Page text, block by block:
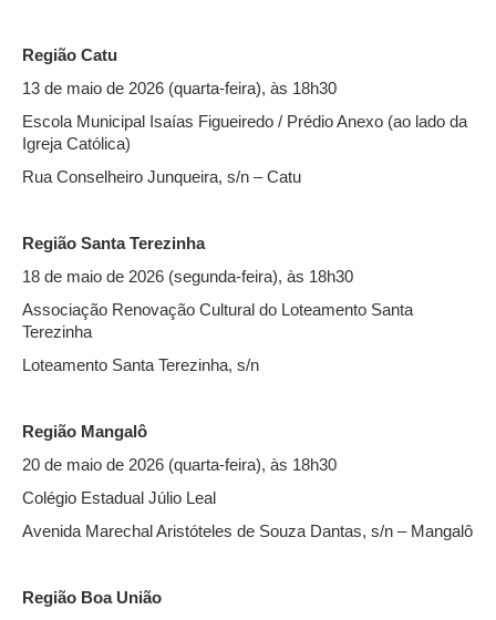
Região Catu
13 de maio de 2026 (quarta-feira), às 18h30
Escola Municipal Isaías Figueiredo / Prédio Anexo (ao lado da
Igreja Católica)
Rua Conselheiro Junqueira, s/n – Catu
Região Santa Terezinha
18 de maio de 2026 (segunda-feira), às 18h30
Associação Renovação Cultural do Loteamento Santa
Terezinha
Loteamento Santa Terezinha, s/n
Região Mangalô
20 de maio de 2026 (quarta-feira), às 18h30
Colégio Estadual Júlio Leal
Avenida Marechal Aristóteles de Souza Dantas, s/n – Mangalô
Região Boa União